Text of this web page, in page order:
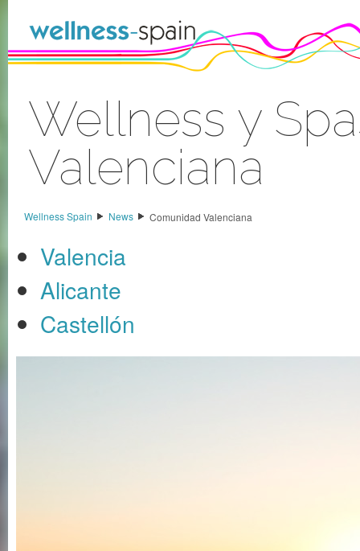
Wellness y
Valenciana
Wellness Spain
News Comunidad Valenciana
Valencia
Alicante
Castellón